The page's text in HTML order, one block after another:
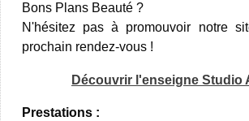
Bons Plans Beauté ?
N'hésitez pas à promouvoir notre
prochain rendez-vous !
Découvrir l'enseigne Studio
Prestations :